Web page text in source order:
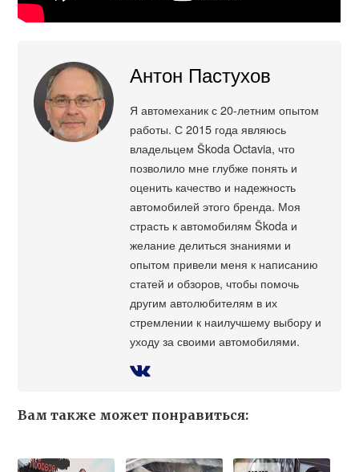
Антон Пастухов
Я автомеханик с 20-летним опытом
работы. С 2015 года являюсь
владельцем Škoda Octavia, что
позволило мне глубже понять и
оценить качество и надежность
автомобилей этого бренда. Моя
страсть к автомобилям Škoda и
желание делиться знаниями и
опытом привели меня к написанию
статей и обзоров, чтобы помочь
другим автолюбителям в их
стремлении к наилучшему выбору и
уходу за своими автомобилями.
Вам также может понравиться: